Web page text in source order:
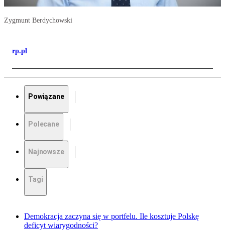
Zygmunt Berdychowski
rp.pl
Powiązane
Polecane
Najnowsze
Tagi
Demokracja zaczyna się w portfelu. Ile kosztuje Polskę
deficyt wiarygodności?